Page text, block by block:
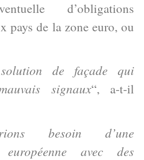
d’obligations
pays de la zone euro, ou
de façade qui
signaux“, a-t-il
besoin d’une
européenne avec des